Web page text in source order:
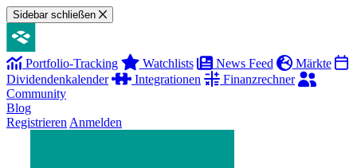
Sidebar schließen
Portfolio-Tracking Watchlists News Feed
Märkte
Dividendenkalender
Integrationen
Finanzrechner
Community
Blog
Registrieren Anmelden